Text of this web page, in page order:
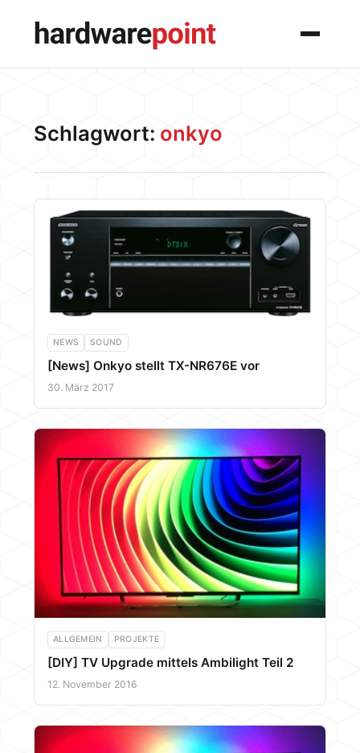
Menü
Schlagwort: onkyo
NEWS SOUND
[News] Onkyo stellt TX-NR676E vor
30. März 2017
ALLGEMEIN PROJEKTE
[DIY] TV Upgrade mittels Ambilight Teil 2
12. November 2016